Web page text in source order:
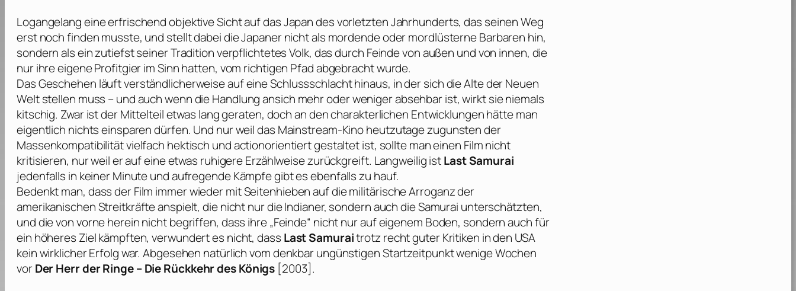
Logangelang eine erfrischend objektive Sicht auf das Japan des vorletzten Jahrhunderts, das seinen Weg
erst noch finden musste, und stellt dabei die Japaner nicht als mordende oder mordlüsterne Barbaren hin,
sondern als ein zutiefst seiner Tradition verpflichtetes Volk, das durch Feinde von außen und von innen, die
nur ihre eigene Profitgier im Sinn hatten, vom richtigen Pfad abgebracht wurde.
Das Geschehen läuft verständlicherweise auf eine Schlussschlacht hinaus, in der sich die Alte der Neuen
Welt stellen muss – und auch wenn die Handlung ansich mehr oder weniger absehbar ist, wirkt sie niemals
kitschig. Zwar ist der Mittelteil etwas lang geraten, doch an den charakterlichen Entwicklungen hätte man
eigentlich nichts einsparen dürfen. Und nur weil das Mainstream-Kino heutzutage zugunsten der
Massenkompatibilität vielfach hektisch und actionorientiert gestaltet ist, sollte man einen Film nicht
kritisieren, nur weil er auf eine etwas ruhigere Erzählweise zurückgreift. Langweilig istLast Samurai
jedenfalls in keiner Minute und aufregende Kämpfe gibt es ebenfalls zu hauf.
Bedenkt man, dass der Film immer wieder mit Seitenhieben auf die militärische Arroganz der
amerikanischen Streitkräfte anspielt, die nicht nur die Indianer, sondern auch die Samurai unterschätzten,
und die von vorne herein nicht begriffen, dass ihre „Feinde“ nicht nur auf eigenem Boden, sondern auch für
ein höheres Ziel kämpften, verwundert es nicht, dass Last Samuraitrotz recht guter Kritiken in den USA
kein wirklicher Erfolg war. Abgesehen natürlich vom denkbar ungünstigen Startzeitpunkt wenige Wochen
vorDer Herr der Ringe – Die Rückkehr des Königs [2003].